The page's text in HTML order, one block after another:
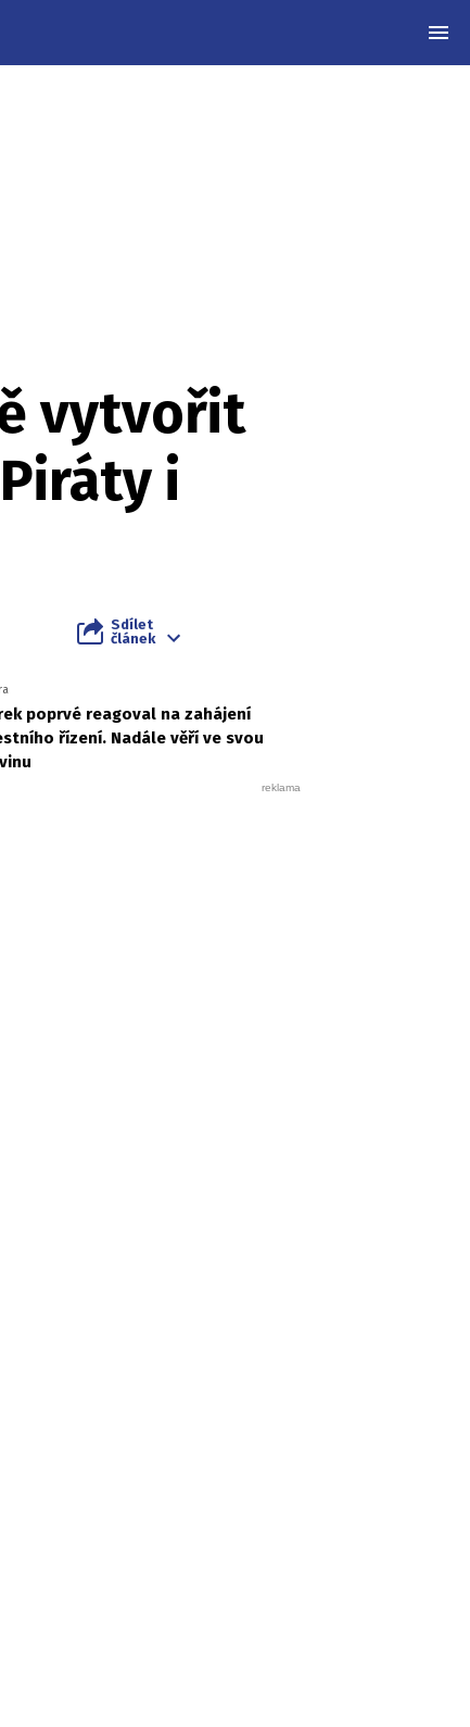
vytvořit
i
Sdílet
článek
poprvé reagoval na zahájení
řízení. Nadále věří ve svou